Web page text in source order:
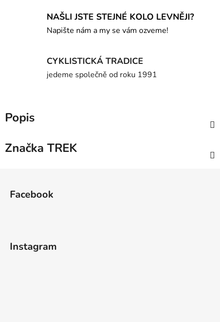
NAŠLI JSTE STEJNÉ KOLO LEVNĚJI?
Napište nám a my se vám ozveme!
CYKLISTICKÁ TRADICE
jedeme společně od roku 1991
Popis
Značka TREK
Facebook
Instagram